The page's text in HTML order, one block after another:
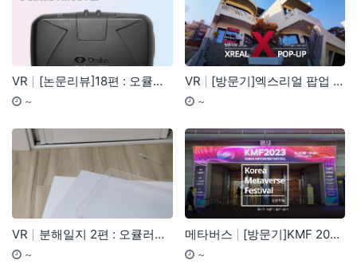
VR [논문리뷰]18편 : 오큘러스 리프트 DK2. VR의 …
등록자
기간
~
VR [방문기]엑스리얼 팝업 행사 방문기
기간
~
VR 분해일지 2편 : 오큘러스 go
등록자
기간
~
메타버스 [방문기]KMF 2023 방문기
기간
~